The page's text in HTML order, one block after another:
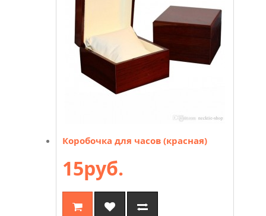
Коробочка для часов (красная)
15руб.